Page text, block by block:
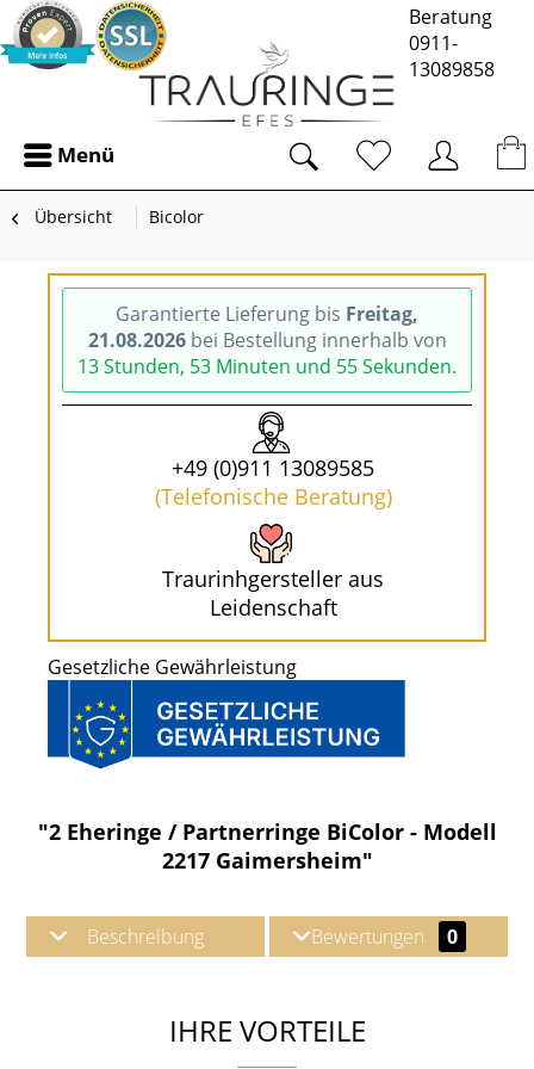
Beratung
0911-
13089858
Menü
Übersicht Bicolor
Garantierte Lieferung bis Freitag,
21.08.2026bei Bestellung innerhalb von
13 Stunden, 53 Minuten und 55 Sekunden.
+49 (0)911 13089585
(Telefonische Beratung)
Traurinhgersteller aus
Leidenschaft
Gesetzliche Gewährleistung
"2 Eheringe / Partnerringe BiColor - Modell
2217 Gaimersheim"
Beschreibung Bewertungen 0
IHRE VORTEILE